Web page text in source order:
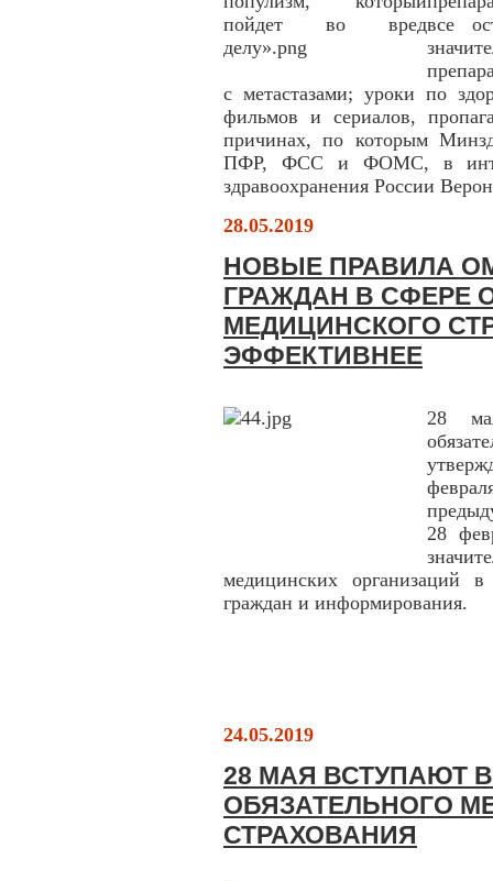
все
с метастазами; уроки по
фильмов и сериалов,
причинах, по которым
ПФР, ФСС и ФОМС, в
здравоохранения России
28.05.2019
НОВЫЕ ПРАВИЛА
ГРАЖДАН В СФЕРЕ
МЕДИЦИНСКОГО
ЭФФЕКТИВНЕЕ
28
28
медицинских организаций в
граждан и информирования.
24.05.2019
28 МАЯ ВСТУПАЮТ
ОБЯЗАТЕЛЬНОГО
СТРАХОВАНИЯ